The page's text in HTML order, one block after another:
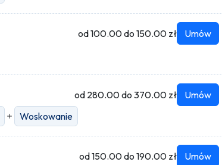
od 100.00 do 150.00 zł
Umów
od 280.00 do 370.00 zł
Umów
Woskowanie
od 150.00 do 190.00 zł
Umów